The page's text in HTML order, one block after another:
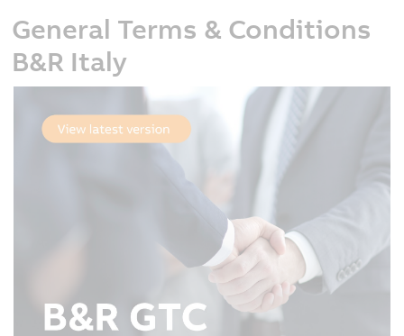
General Terms & Conditions
B&R Italy